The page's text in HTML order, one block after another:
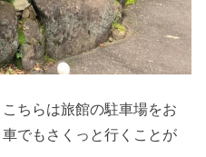
ちらは旅館の駐車場をお
でもさくっと行くことが